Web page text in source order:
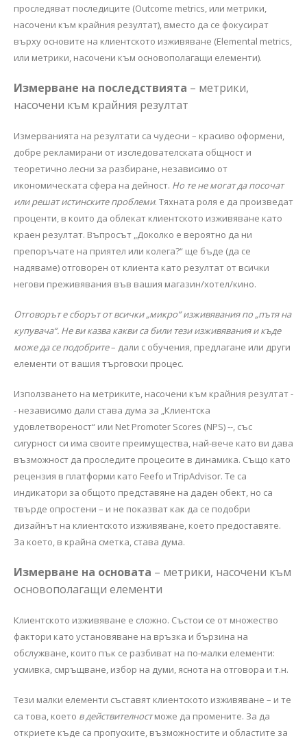
проследяват последиците (Outcome metrics, или метрики,
насочени към крайния резултат), вместо да се фокусират
върху основите на клиентското изживяване (Elemental metrics,
или метрики, насочени към основополагащи елементи).
Измерване на последствията – метрики,
насочени към крайния резултат
Измерванията на резултати са чудесни – красиво оформени,
добре рекламирани от изследователската общност и
теоретично лесни за разбиране, независимо от
икономическата сфера на дейност. Но те не могат да посочат
или решат истинските проблеми. Тяхната роля е да произведат
проценти, в които да облекат клиентското изживяване като
краен резултат. Въпросът „Доколко е вероятно да ни
препоръчате на приятел или колега?“ ще бъде (да се
надяваме) отговорен от клиента като резултат от всички
негови преживявания във вашия магазин/хотел/кино.
Отговорът е сборът от всички „микро“ изживявания по „пътя на
купувача“. Не ви казва какви са били тези изживявания и къде
може да се подобрите– дали с обучения, предлагане или други
елементи от вашия търговски процес.
Използването на метриките, насочени към крайния резултат -
- независимо дали става дума за „Клиентска
удовлетвореност“ или Net Promoter Scores (NPS) --, със
сигурност си има своите преимущества, най-вече като ви дава
възможност да проследите процесите в динамика. Също като
рецензия в платформи като Feefo и TripAdvisor. Те са
индикатори за общото представяне на даден обект, но са
твърде опростени – и не показват как да се подобри
дизайнът на клиентското изживяване, което предоставяте.
За което, в крайна сметка, става дума.
Измерване на основата – метрики, насочени към
основополагащи елементи
Клиентското изживяване е сложно. Състои се от множество
фактори като установяване на връзка и бързина на
обслужване, които пък се разбиват на по-малки елементи:
усмивка, смръщване, избор на думи, яснота на отговора и т.н.
Тези малки елементи съставят клиентското изживяване – и те
са това, което в действителностможе да промените. За да
откриете къде са пропуските, възможностите и областите за